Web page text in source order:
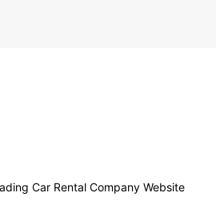
Car Rental Company Website